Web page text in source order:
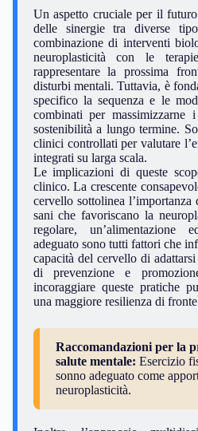
Un aspetto cruciale per il
delle sinergie tra diverse
combinazione di interventi
neuroplasticità con le
rappresentare la prossima
disturbi mentali. Tuttavia, è
specifico la sequenza e le
combinati per
sostenibilità a lungo termine.
clinici controllati per valutare
integrati su larga scala.
Le implicazioni di queste
clinico. La crescente
cervello sottolinea
sani che favoriscano la
regolare,
adeguato sono tutti fattori che
capacità del cervello di
di prevenzione e
incoraggiare queste pratiche
una maggiore resilienza di
Raccomandazioni per la
salute mentale: Esercizio
sonno adeguato come
neuroplasticità.